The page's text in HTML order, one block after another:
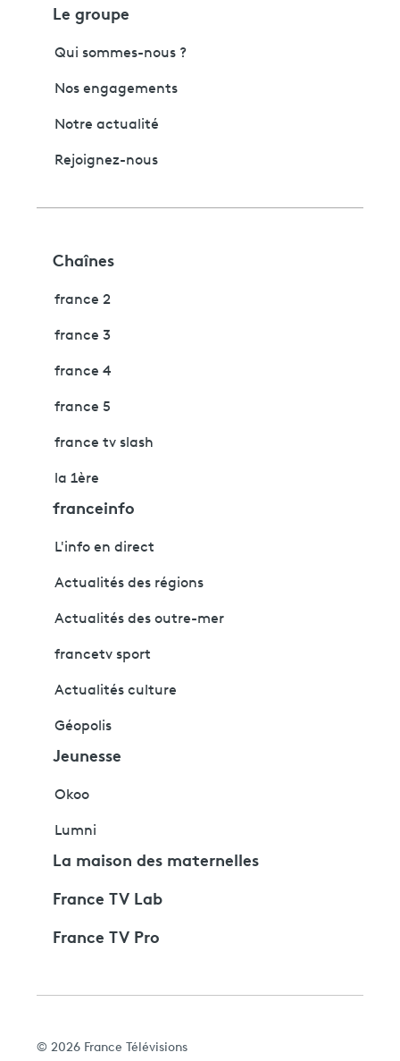
Le groupe
Qui sommes-nous ?
Nos engagements
Notre actualité
Rejoignez-nous
Chaînes
france 2
france 3
france 4
france 5
france tv slash
la 1ère
franceinfo
L'info en direct
Actualités des régions
Actualités des outre-mer
francetv sport
Actualités culture
Géopolis
Jeunesse
Okoo
Lumni
La maison des maternelles
France TV Lab
France TV Pro
© 2026 France Télévisions